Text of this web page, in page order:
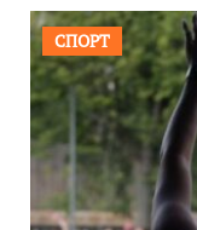
СПОРТ